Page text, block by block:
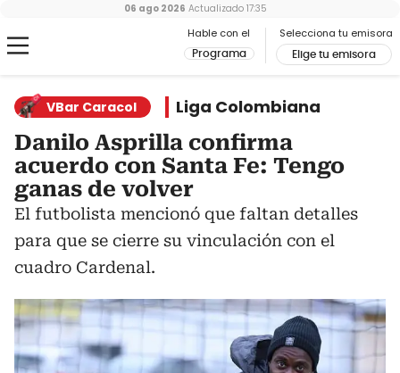
Hable con el
Programa
Selecciona tu emisora
Elige tu emisora
06 ago 2026 Actualizado 17:35
VBar Caracol Liga Colombiana
Danilo Asprilla confirma
acuerdo con Santa Fe: Tengo
ganas de volver
El futbolista mencionó que faltan detalles
para que se cierre su vinculación con el
cuadro Cardenal.